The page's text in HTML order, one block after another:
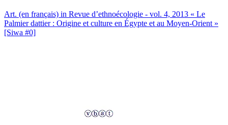
Art. (en français) in Revue d’ethnoécologie - vol. 4, 2013 « Le
Palmier dattier : Origine et culture en Égypte et au Moyen-Orient »
[Siwa #0]